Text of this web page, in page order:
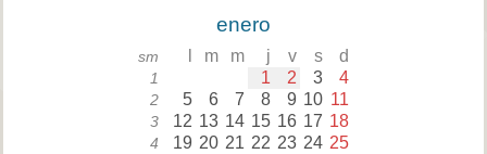
enero
sm m m j v s d
1 1 2 3 4
2 5 6 7 8 9 10 11
3 12 13 14 15 16 17 18
4 19 20 21 22 23 24 25